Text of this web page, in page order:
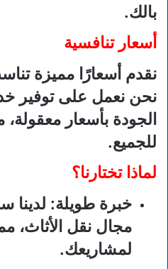
بالك.
أسعار تنافسية
نقدم أسعارًا مميزة
نحن نعمل على توفير
الجودة بأسعار معقولة،
للجميع.
لماذا تختارنا؟
خبرة طويلة: لدينا
مجال نقل الأثاث،
لمشاريعك.